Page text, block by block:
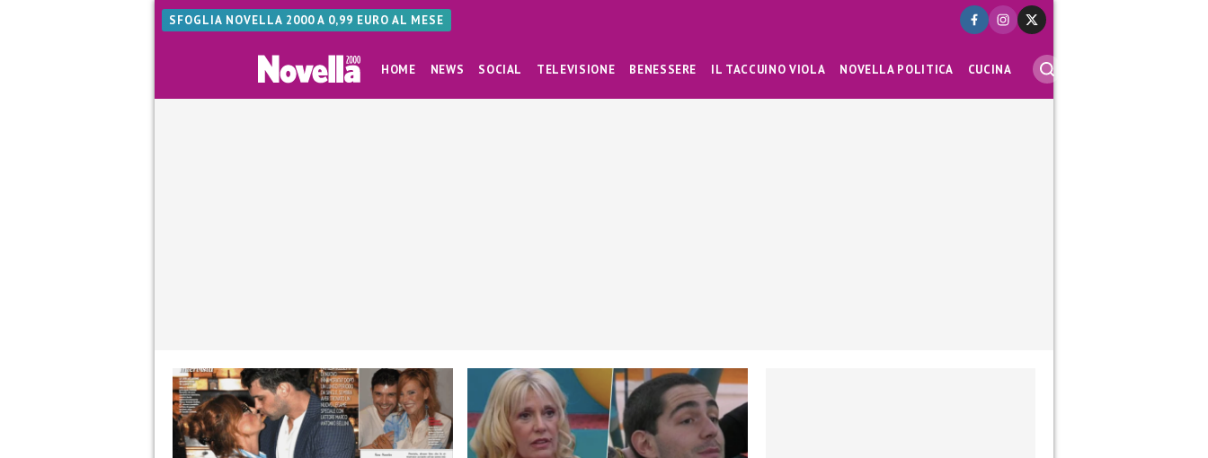
SFOGLIA NOVELLA 2000 A 0,99 EURO AL MESE
HOME NEWS SOCIAL TELEVISIONE BENESSERE IL TACCUINO VIOLA NOVELLA POLITICA CUCINA